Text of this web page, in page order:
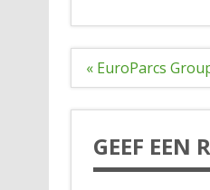
Bericht
« EuroParcs
GEEF EEN